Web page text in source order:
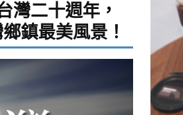
灣二十週年，
鎮最美風景！